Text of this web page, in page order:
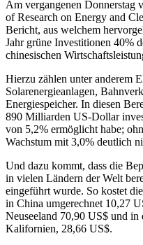
Am vergangenen Donnerstag
of Research on Energy and
Bericht, aus welchem
Jahr grüne Investitionen 40%
chinesischen
Hierzu zählen unter anderem
Solarenergieanlagen,
Energiespeicher. In diesen
890 Milliarden US-Dollar
von 5,2% ermöglicht habe;
Wachstum mit 3,0% deutlich
Und dazu kommt, dass die
in vielen Ländern der Welt
eingeführt wurde. So kostet
in China umgerechnet 10,27
Neuseeland 70,90 US$ und
Kalifornien, 28,66 US$.